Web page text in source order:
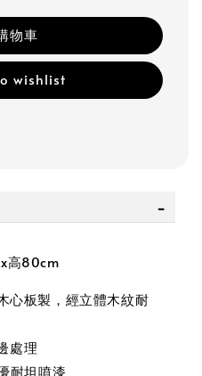
物車
wishlist
高80cm
心板製，經立體木紋耐
處理
耐坦噴漆